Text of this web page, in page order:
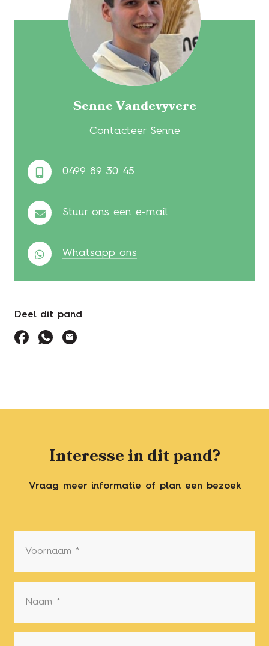
Senne Vandevyvere
Contacteer Senne
0499 89 30 45
Stuur ons een e-mail
Whatsapp ons
Deel dit pand
facebook
whatsapp
E-mail
Interesse in dit pand?
Vraag meer informatie of plan een bezoek